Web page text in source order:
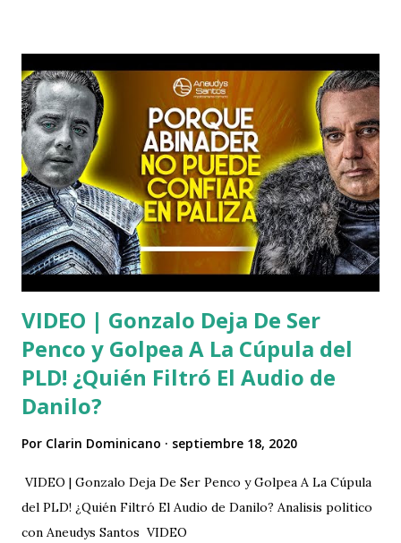
VIDEO | Gonzalo Deja De Ser
Penco y Golpea A La Cúpula del
PLD! ¿Quién Filtró El Audio de
Danilo?
Por Clarin Dominicano septiembre 18, 2020
VIDEO | Gonzalo Deja De Ser Penco y Golpea A La Cúpula
del PLD! ¿Quién Filtró El Audio de Danilo? Analisis politico
con Aneudys Santos VIDEO